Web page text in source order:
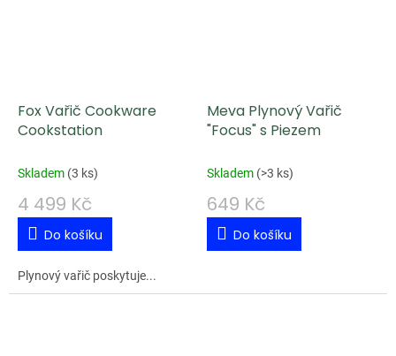
Fox Vařič Cookware
Cookstation
Skladem (3 ks)
4 499 Kč
Do košíku
Plynový vařič poskytuje...
Meva Plynový Vařič
"Focus" s Piezem
Skladem (>3 ks)
649 Kč
Do košíku